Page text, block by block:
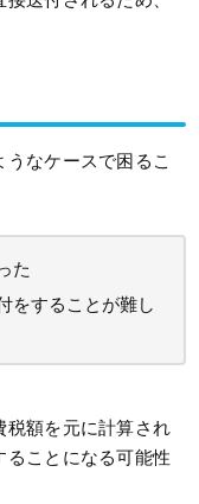
なケースで困るこ
た
をすることが難し
税額を元に計算され
ることになる可能性